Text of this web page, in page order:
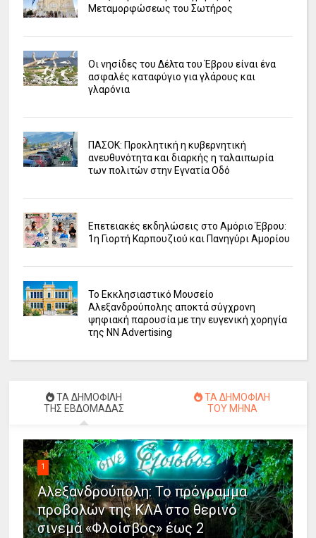
Μεταμορφώσεως του Σωτήρος
Οι νησίδες του Δέλτα του Έβρου είναι ένα
ασφαλές καταφύγιο για γλάρους και
γλαρόνια
ΠΑΣΟΚ: Προκλητική η κυβερνητική
ανευθυνότητα και διαρκής η ταλαιπωρία
των πολιτών στην Εγνατία Οδό
Επετειακές εκδηλώσεις στο Αμόριο Έβρου:
1η Γιορτή Καρπουζιού και Πανηγύρι Αμορίου
Το Εκκλησιαστικό Μουσείο
Αλεξανδρούπολης αποκτά σύγχρονη
ψηφιακή παρουσία με την ευγενική χορηγία
της NN Advertising
ΤΑ ΔΗΜΟΦΙΛΗ
ΤΗΣ ΕΒΔΟΜΑΔΑΣ
ΤΑ ΔΗΜΟΦΙΛΗ
ΤΟΥ ΜΗΝΑ
1
Αλεξανδρούπολη: Το πρόγραμμα
προβολών της ΚΛΑ στο θερινό
σινεμά «Φλοίσβος» έως 2